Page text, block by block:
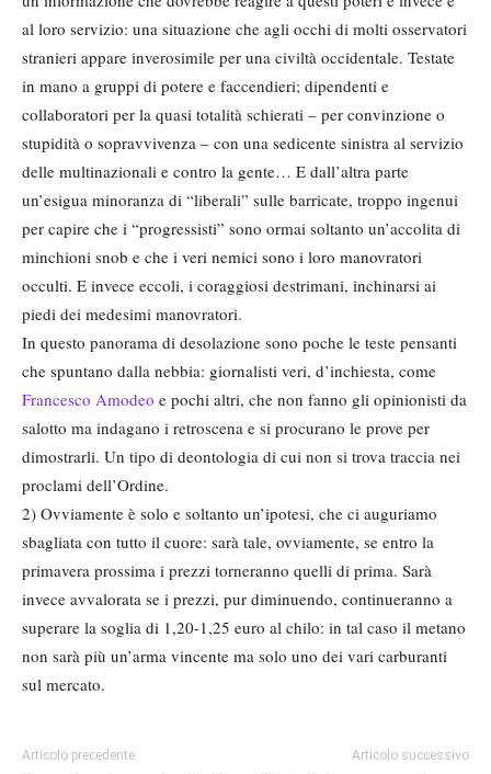
al loro servizio: una situazione che agli occhi di molti osservatori
stranieri appare inverosimile per una civiltà occidentale. Testate
in mano a gruppi di potere e faccendieri; dipendenti e
collaboratori per la quasi totalità schierati – per convinzione o
stupidità o sopravvivenza – con una sedicente sinistra al servizio
delle multinazionali e contro la gente… E dall’altra parte
un’esigua minoranza di “liberali” sulle barricate, troppo ingenui
per capire che i “progressisti” sono ormai soltanto un’accolita di
minchioni snob e che i veri nemici sono i loro manovratori
occulti. E invece eccoli, i coraggiosi destrimani, inchinarsi ai
piedi dei medesimi manovratori.
In questo panorama di desolazione sono poche le teste pensanti
che spuntano dalla nebbia: giornalisti veri, d’inchiesta, come
Francesco Amodeo e pochi altri, che non fanno gli opinionisti da
salotto ma indagano i retroscena e si procurano le prove per
dimostrarli. Un tipo di deontologia di cui non si trova traccia nei
proclami dell’Ordine.
2) Ovviamente è solo e soltanto un’ipotesi, che ci auguriamo
sbagliata con tutto il cuore: sarà tale, ovviamente, se entro la
primavera prossima i prezzi torneranno quelli di prima. Sarà
invece avvalorata se i prezzi, pur diminuendo, continueranno a
superare la soglia di 1,20-1,25 euro al chilo: in tal caso il metano
non sarà più un’arma vincente ma solo uno dei vari carburanti
sul mercato.
Articolo precedente Articolo successivo